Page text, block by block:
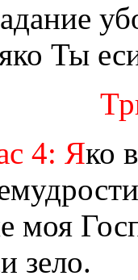
Ты
4: Яко
моя
зело.